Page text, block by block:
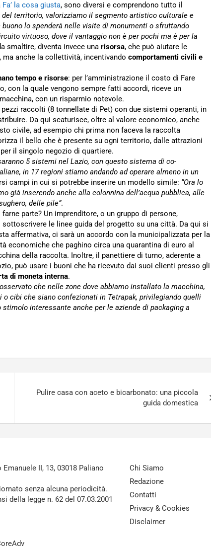
Fa’ la cosa giusta, sono diversi e comprendono tutto il
territorio, valorizziamo il segmento artistico culturale e
buono lo spenderà nelle visite di monumenti o sfruttando
virtuoso, dove il vantaggio non è per pochi ma è per la
smaltire, diventa invece una risorsa, che può aiutare le
anche la collettività, incentivando comportamenti civili e
tempo e risorse: per l’amministrazione il costo di Fare
con la quale vengono sempre fatti accordi, riceve un
con un risparmio notevole.
raccolti (8 tonnellate di Pet) con due sistemi operanti, in
Da qui scaturisce, oltre al valore economico, anche
civile, ad esempio chi prima non faceva la raccolta
il bello che è presente su ogni territorio, dalle attrazioni
il singolo negozio di quartiere.
5 sistemi nel Lazio, con questo sistema di co-
in 17 regioni stiamo andando ad operare almeno in un
campi in cui si potrebbe inserire un modello simile: “Ora lo
già inserendo anche alla colonnina dell’acqua pubblica, alle
delle pile”.
parte? Un imprenditore, o un gruppo di persone,
le linee guida del progetto su una città. Da qui si
affermativa, ci sarà un accordo con la municipalizzata per la
economiche che paghino circa una quarantina di euro al
della raccolta. Inoltre, il panettiere di turno, aderente a
può usare i buoni che ha ricevuto dai suoi clienti presso gli
di moneta interna.
che nelle zone dove abbiamo installato la macchina,
cibi che siano confezionati in Tetrapak, privilegiando quelli
stimolo interessante anche per le aziende di packaging a
Pulire casa con aceto e bicarbonato: una piccola
guida domestica
II, 13, 03018 Paliano
senza alcuna periodicità.
della legge n. 62 del 07.03.2001
Chi Siamo
Redazione
Contatti
Privacy & Cookies
Disclaimer